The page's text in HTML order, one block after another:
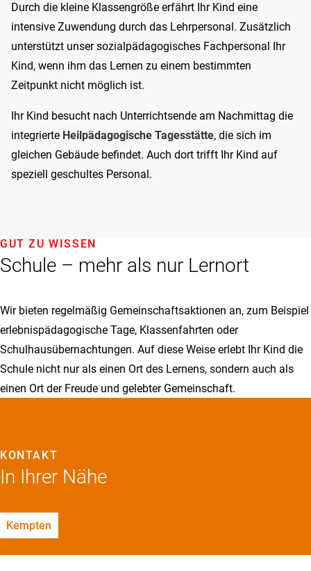
Durch die kleine Klassengröße erfährt Ihr Kind eine
intensive Zuwendung durch das Lehrpersonal. Zusätzlich
unterstützt unser sozialpädagogisches Fachpersonal Ihr
Kind, wenn ihm das Lernen zu einem bestimmten
Zeitpunkt nicht möglich ist.
Ihr Kind besucht nach Unterrichtsende am Nachmittag die
integrierte Heilpädagogische Tagesstätte, die sich im
gleichen Gebäude befindet. Auch dort trifft Ihr Kind auf
speziell geschultes Personal.
Schule – mehr als nur Lernort
GUT ZU WISSEN
Wir bieten regelmäßig Gemeinschaftsaktionen an, zum Beispiel
erlebnispädagogische Tage, Klassenfahrten oder
Schulhausübernach­tungen. Auf diese Weise erlebt Ihr Kind die
Schule nicht nur als einen Ort des Lernens, sondern auch als
einen Ort der Freude und gelebter Gemeinschaft.
In Ihrer Nähe
KONTAKT
Kempten